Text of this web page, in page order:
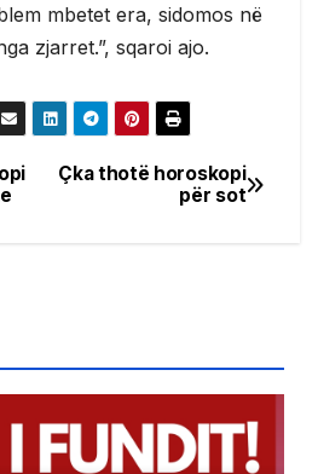
mbetet era, sidomos në
zjarret.”, sqaroi ajo.
Çka thotë horoskopi
për sot